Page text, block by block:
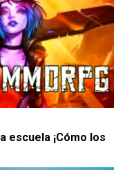
escuela ¡Cómo los